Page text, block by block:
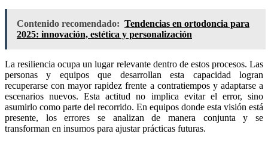
Contenido recomendado: Tendencias en ortodoncia para
2025: innovación, estética y personalización
La resiliencia ocupa un lugar relevante dentro de estos procesos. Las
personas y equipos que desarrollan esta capacidad logran
recuperarse con mayor rapidez frente a contratiempos y adaptarse a
escenarios nuevos. Esta actitud no implica evitar el error, sino
asumirlo como parte del recorrido. En equipos donde esta visión está
presente, los errores se analizan de manera conjunta y se
transforman en insumos para ajustar prácticas futuras.